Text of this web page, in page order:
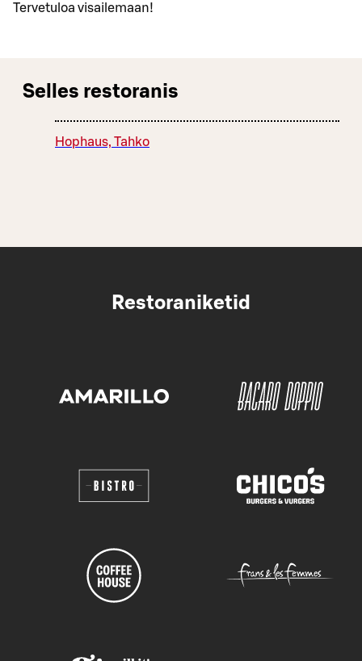
Tervetuloa visailemaan!
Selles restoranis
Hophaus, Tahko
Restoraniketid